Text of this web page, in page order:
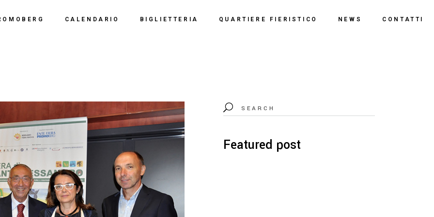
CALENDARIO
Calendario 2023
Calendario 2022
Calendario 2021
Calendario 2020
Calendario 2019
BIGLIETTERIA QUARTIERE FIERISTICO NEWS CONTATTI
Calendario 2026
Calendario 2021
Calendario 2020
Polo Espositivo
Featured post